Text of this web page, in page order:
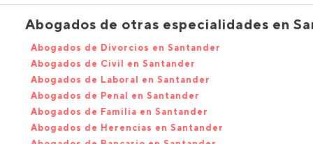
Abogados de otras especialidades en
Abogados de Divorcios en Santander
Abogados de Civil en Santander
Abogados de Laboral en Santander
Abogados de Penal en Santander
Abogados de Familia en Santander
Abogados de Herencias en Santander